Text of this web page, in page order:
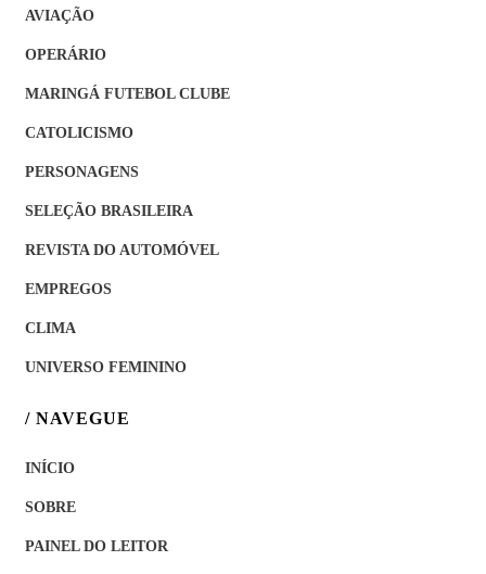
AVIAÇÃO
OPERÁRIO
MARINGÁ FUTEBOL CLUBE
CATOLICISMO
PERSONAGENS
SELEÇÃO BRASILEIRA
REVISTA DO AUTOMÓVEL
EMPREGOS
CLIMA
UNIVERSO FEMININO
/ NAVEGUE
INÍCIO
SOBRE
PAINEL DO LEITOR